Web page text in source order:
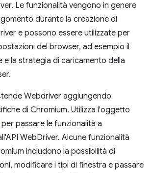
Le funzionalità vengono in genere
durante la creazione di
e possono essere utilizzate per
del browser, ad esempio il
e la strategia di caricamento della
Webdriver aggiungendo
di Chromium. Utilizza l'oggetto
per passare le funzionalità a
WebDriver. Alcune funzionalità
includono la possibilità di
modificare i tipi di finestra e passare